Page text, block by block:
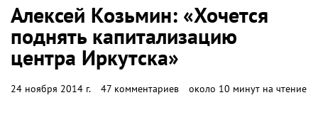
Алексей Козьмин: «Хочется
поднять капитализацию
центра Иркутска»
24 ноября 2014 г. 47 комментариев около 10 минут на чтение